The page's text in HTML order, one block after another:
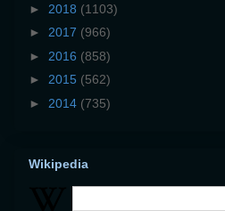
► 2018 (1103)
► 2017 (966)
► 2016 (858)
► 2015 (562)
► 2014 (735)
Wikipedia